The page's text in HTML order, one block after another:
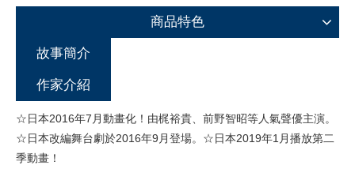
商品特色
故事簡介
作家介紹
☆日本2016年7月動畫化！由梶裕貴、前野智昭等人氣聲優主演。
☆日本改編舞台劇於2016年9月登場。☆日本2019年1月播放第二
季動畫！